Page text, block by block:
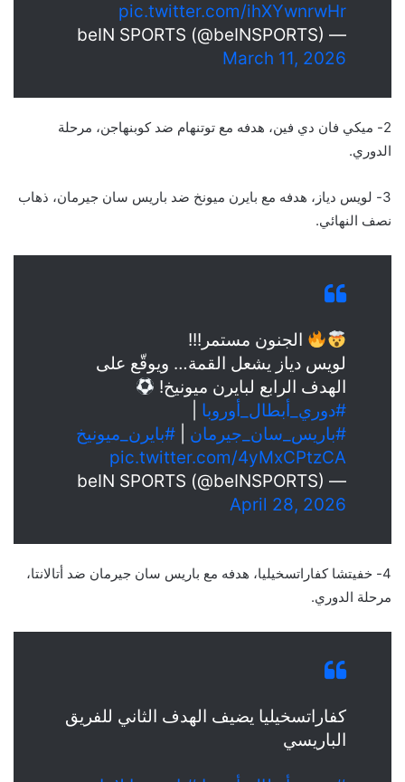
pic.twitter.com/ihXYwnrwHr
— beIN SPORTS (@beINSPORTS)
March 11, 2026
2- ميكي فان دي فين، هدفه مع توتنهام ضد كوبنهاجن، مرحلة
الدوري.
3- لويس دياز، هدفه مع بايرن ميونخ ضد باريس سان جيرمان، ذهاب
نصف النهائي.
الجنون مستمر!!!
لويس دياز يشعل القمة… ويوقّع على
الهدف الرابع لبايرن ميونيخ!
#دوري_أبطال_أوروبا
#باريس_سان_جيرمان
#بايرن_ميونيخ
pic.twitter.com/4yMxCPtzCA
— beIN SPORTS (@beINSPORTS)
April 28, 2026
4- خفيتشا كفاراتسخيليا، هدفه مع باريس سان جيرمان ضد أتالانتا،
مرحلة الدوري.
كفاراتسخيليا يضيف الهدف الثاني للفريق
الباريسي